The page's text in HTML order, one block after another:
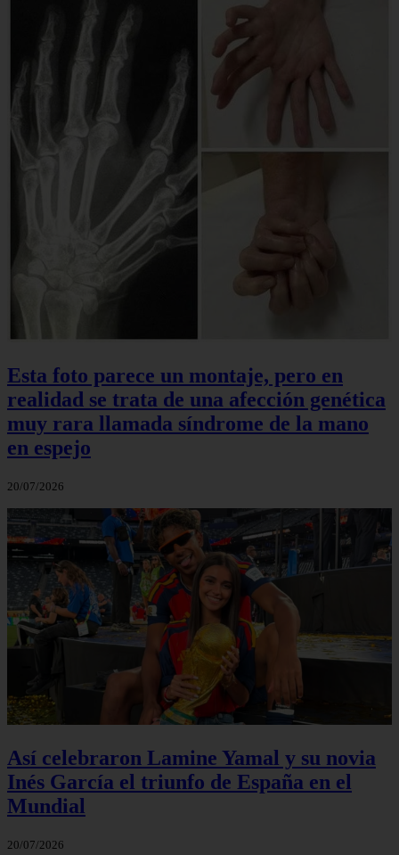
Esta foto parece un montaje, pero en
realidad se trata de una afección genética
muy rara llamada síndrome de la mano
en espejo
20/07/2026
Así celebraron Lamine Yamal y su novia
Inés García el triunfo de España en el
Mundial
20/07/2026